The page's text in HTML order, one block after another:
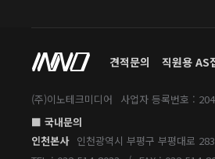
견적문의 직원용 AS
(주)이노테크미디어
사업자 등록번호 :
■ 국내문의
인천본사 인천광역시 부평구 부평대로